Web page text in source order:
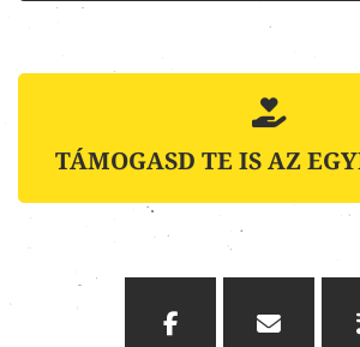
TÁMOGASD TE IS AZ